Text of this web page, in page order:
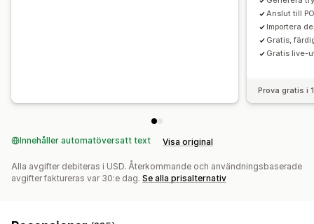
Anslut till
Importera
Gratis,
Gratis live-
Prova gratis i
Innehåller automatöversatt text Visa original
Alla avgifter debiteras i USD. Återkommande och användningsbaserade
avgifter faktureras var 30:e dag. Se alla prisalternativ